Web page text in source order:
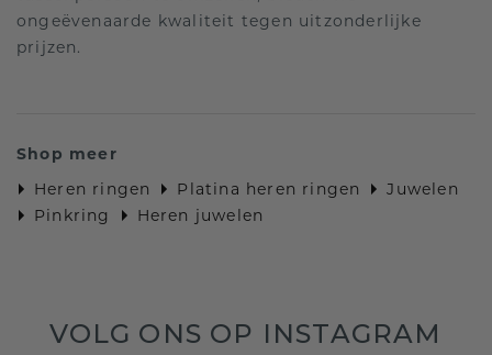
ongeëvenaarde kwaliteit tegen uitzonderlijke
prijzen.
Shop meer
Heren ringen
Platina heren ringen
Juwelen
Pinkring
Heren juwelen
VOLG ONS OP INSTAGRAM